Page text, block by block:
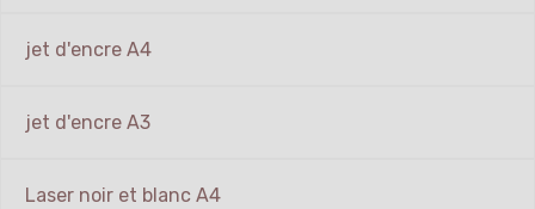
jet d'encre A4
jet d'encre A3
Laser noir et blanc A4